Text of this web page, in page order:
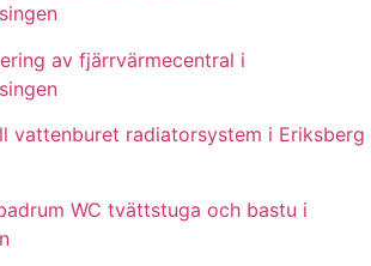
av fjärrvärmecentral i
vattenburet radiatorsystem i Eriksberg
WC tvättstuga och bastu i